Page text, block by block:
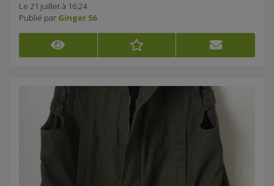
Le 21 juillet à 16:24
Publié par Ginger 56